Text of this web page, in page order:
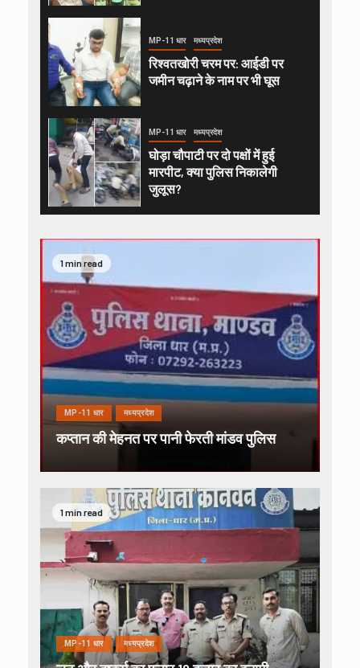
MP-11 धार मध्यप्रदेश
रिश्वतखोरी चरम पर: आईडी पर
जमीन चढ़ाने के नाम पर भी घूस
MP-11 धार मध्यप्रदेश
घोड़ा चौपाटी पर दो पक्षों में हुई
मारपीट, क्या पुलिस निकालेगी
जुलूस?
1 min read
MP-11 धार मध्यप्रदेश
कप्तान की मेहनत पर पानी फेरती मांडव पुलिस
1 min read
MP-11 धार मध्यप्रदेश